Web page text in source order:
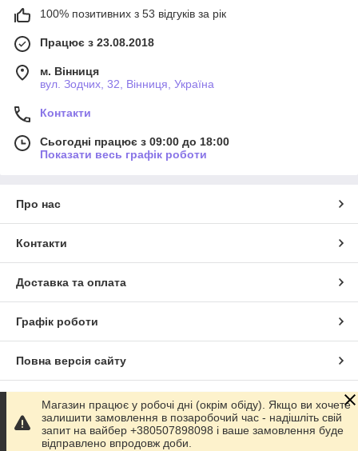
100% позитивних з 53 відгуків за рік
Працює з 23.08.2018
м. Вінниця
вул. Зодчих, 32, Вінниця, Україна
Контакти
Сьогодні працює з 09:00 до 18:00
Показати весь графік роботи
Про нас
Контакти
Доставка та оплата
Графік роботи
Повна версія сайту
Сайт створено на маркетплейсіProm.ua
Політика конфіденційності
Магазин працює у робочі дні (окрім обіду). Якщо ви хочете
залишити замовлення в позаробочий час - надішліть свій
запит на вайбер +380507898098 і ваше замовлення буде
відправлено впродовж доби.